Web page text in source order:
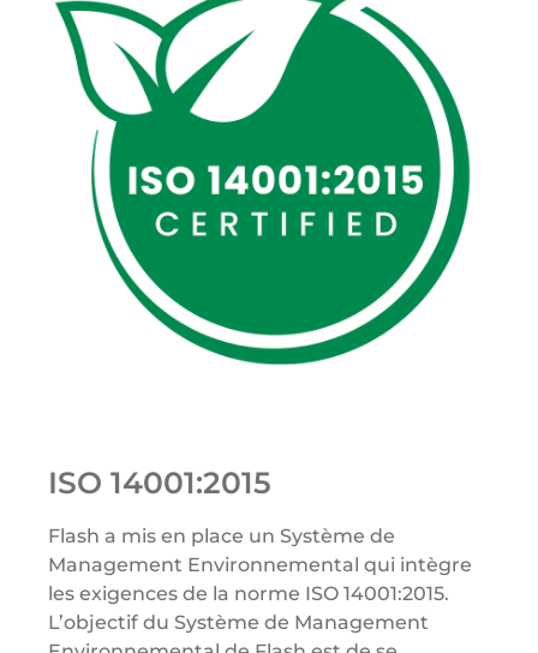
ISO 14001:2015
Flash a mis en place un Système de
Management Environnemental qui intègre
les exigences de la norme ISO 14001:2015.
L’objectif du Système de Management